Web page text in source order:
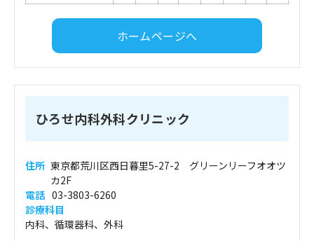
ホームページへ
ひろせ内科外科クリニック
住所 東京都荒川区西日暮里5-27-2 グリーンリーフオオツ
カ2F
電話 03-3803-6260
診療科目
内科、循環器科、外科